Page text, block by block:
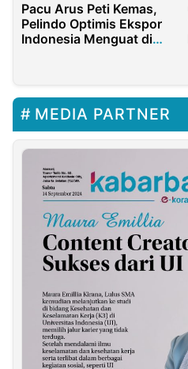
Pacu Arus Peti Kemas,
Pelindo Optimis Ekspor
Indonesia Menguat di
MEDIA PARTNER